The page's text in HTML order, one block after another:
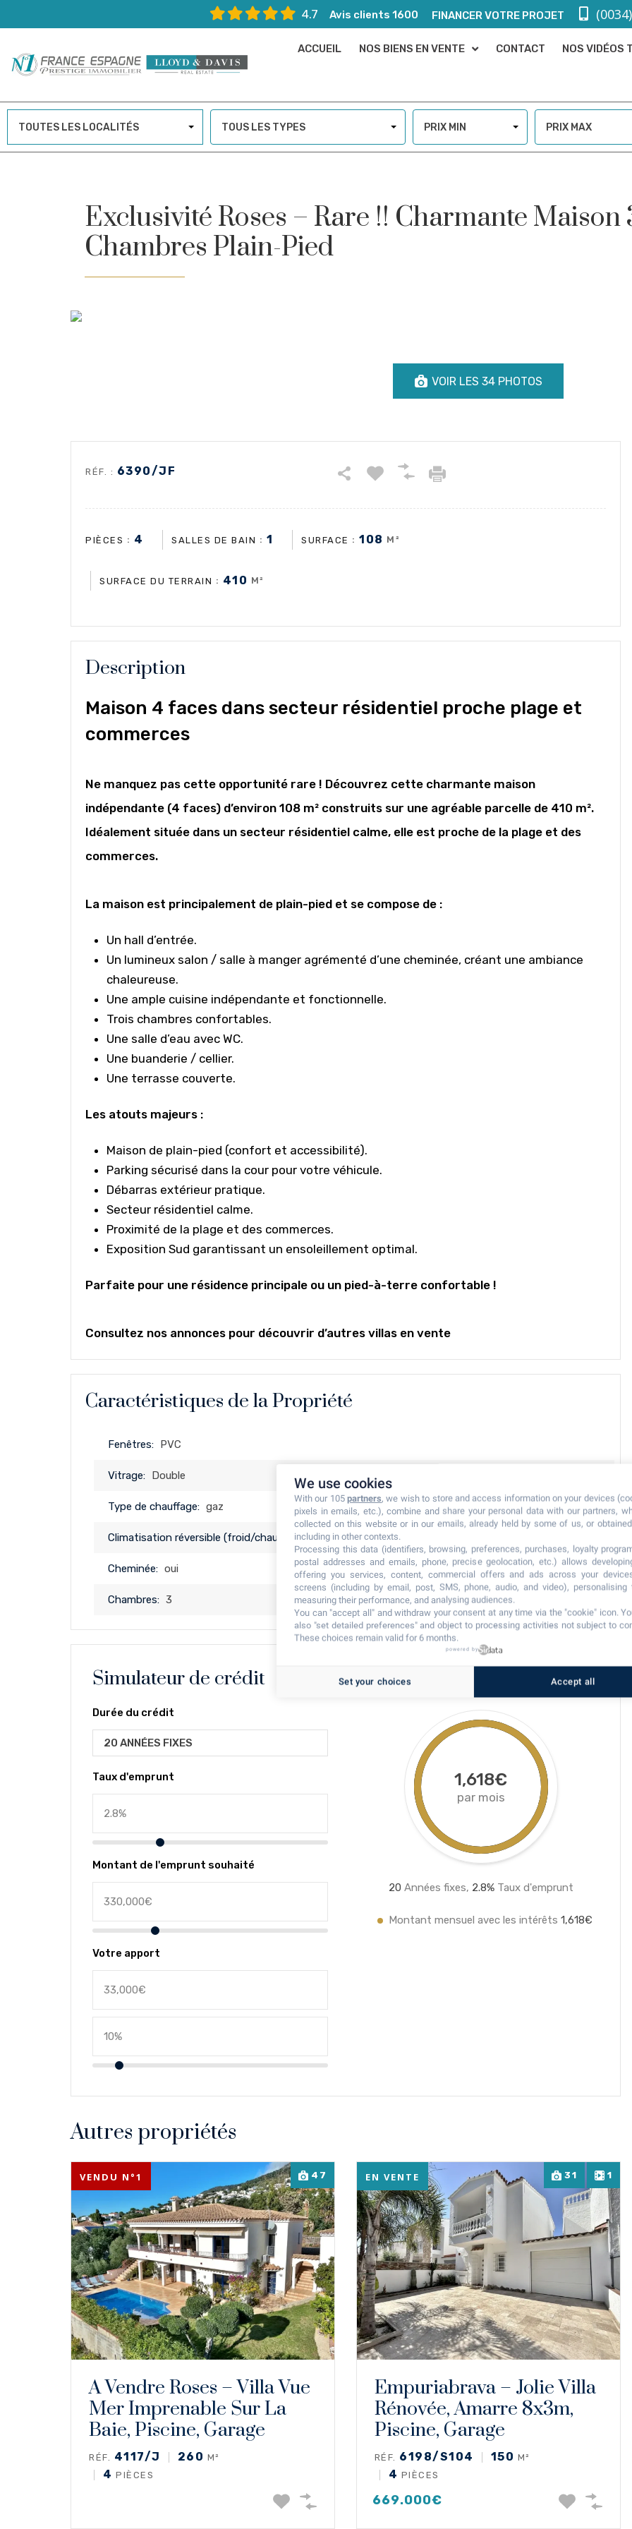
4.7 Avis clients 1600 FINANCER VOTRE PROJET
ACCUEIL NOS BIENS EN VENTE CONTACT NOS VIDÉOS
TOUTES LES LOCALITÉS TOUS LES TYPES PRIX MIN PRIX MAX
Exclusivité Roses – Rare !! Charmante Maison
Chambres Plain-Pied
VOIR LES 34 PHOTOS
RÉF. : 6390/JF
PIÈCES : 4 SALLES DE BAIN : 1 SURFACE : 108 M²
SURFACE DU TERRAIN : 410 M²
Description
Maison 4 faces dans secteur résidentiel proche plage et
commerces
Ne manquez pas cette opportunité rare ! Découvrez cette charmante maison
indépendante (4 faces) d’environ 108 m² construits sur une agréable parcelle de 410 m².
Idéalement située dans un secteur résidentiel calme, elle est proche de la plage et des
commerces.
La maison est principalement de plain-pied et se compose de :
Un hall d’entrée.
Un lumineux salon / salle à manger agrémenté d’une cheminée, créant une ambiance
chaleureuse.
Une ample cuisine indépendante et fonctionnelle.
Trois chambres confortables.
Une salle d’eau avec WC.
Une buanderie / cellier.
Une terrasse couverte.
Les atouts majeurs :
Maison de plain-pied (confort et accessibilité).
Parking sécurisé dans la cour pour votre véhicule.
Débarras extérieur pratique.
Secteur résidentiel calme.
Proximité de la plage et des commerces.
Exposition Sud garantissant un ensoleillement optimal.
Parfaite pour une résidence principale ou un pied-à-terre confortable !
Consultez nos annonces pour découvrir d’autres villas en vente
Caractéristiques de la Propriété
Fenêtres: PVC
Vitrage: Double
Type de chauffage: gaz
Climatisation réversible (froid/chaud): oui
Cheminée: oui
Chambres: 3
Simulateur de crédit
Durée du crédit
20 ANNÉES FIXES
Taux d'emprunt
Montant de l'emprunt souhaité
Votre apport
1,618€
par mois
20 Années fixes, 2.8%Taux d'emprunt
Montant mensuel avec les intérêts1,618€
Autres propriétés
47
VENDU N°1
A Vendre Roses – Villa Vue
Mer Imprenable Sur La
Baie, Piscine, Garage
RÉF. 4117/J 260 M²
4 PIÈCES
31 1
EN VENTE
Empuriabrava – Jolie Villa
Rénovée, Amarre 8x3m,
Piscine, Garage
RÉF. 6198/S104 150 M²
4 PIÈCES
669.000€
We use cookies
With our 105partners, we wish to store and access information on your devices
pixels in emails, etc.), combine and share your personal data with our partners,
collected on this website or in our emails, already held by some of us, or obtained
including in other contexts.
Processing this data (identifiers, browsing, preferences, purchases, loyalty
postal addresses and emails, phone, precise geolocation, etc.) allows
offering you services, content, commercial offers and ads across your
screens (including by email, post, SMS, phone, audio, and video), personalising
measuring their performance, and analysing audiences.
You can "accept all" and withdraw your consent at any time via the "cookie" icon.
also "set detailed preferences" and object to processing activities not subject to
These choices remain valid for 6 months.
powered by
Set your choices Accept all